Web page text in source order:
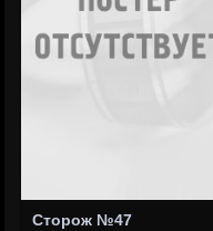
Сторож №47